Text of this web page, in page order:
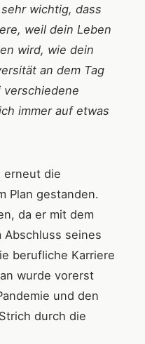
wichtig, dass
weil dein Leben
wird, wie dein
an dem Tag
verschiedene
immer auf etwas
erneut die
Plan gestanden.
da er mit dem
Abschluss seines
berufliche Karriere
wurde vorerst
und den
durch die